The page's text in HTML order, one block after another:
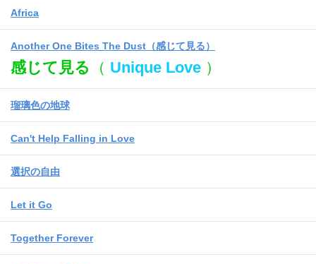
Africa
Another One Bites The Dust（感じて見る）
感じて見る （ Unique Love ）
瑠璃色の地球
Can't Help Falling in Love
選択の自由
Let it Go
Together Forever